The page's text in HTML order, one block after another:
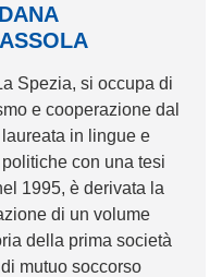
Spezia, si occupa di
e cooperazione dal
in lingue e
con una tesi
1995, è derivata la
di un volume
della prima società
mutuo soccorso